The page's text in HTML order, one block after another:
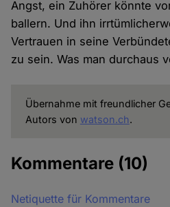
Angst, ein Zuhörer könnte
ballern. Und ihn
Vertrauen in seine
zu sein. Was man durchaus
Übernahme mit freundlicher
Autors von watson.ch.
Kommentare (10)
Netiquette für Kommentare